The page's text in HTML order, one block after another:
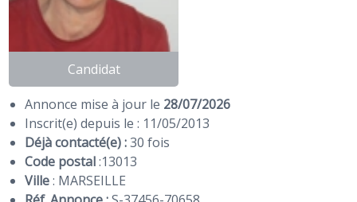
Candidat
Annonce mise à jour le 28/07/2026
Inscrit(e) depuis le : 11/05/2013
Déjà contacté(e) :30 fois
Code postal:13013
Ville: MARSEILLE